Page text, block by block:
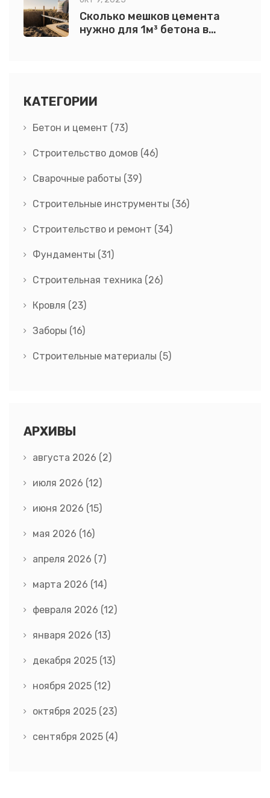
Сколько мешков цемента
нужно для 1м³ бетона в
КАТЕГОРИИ
Бетон и цемент (73)
Строительство домов (46)
Сварочные работы (39)
Строительные инструменты (36)
Строительство и ремонт (34)
Фундаменты (31)
Строительная техника (26)
Кровля (23)
Заборы (16)
Строительные материалы (5)
АРХИВЫ
августа 2026 (2)
июля 2026 (12)
июня 2026 (15)
мая 2026 (16)
апреля 2026 (7)
марта 2026 (14)
февраля 2026 (12)
января 2026 (13)
декабря 2025 (13)
ноября 2025 (12)
октября 2025 (23)
сентября 2025 (4)